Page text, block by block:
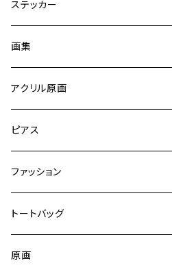
ステッカー
画集
イラスト
アクリル原画
原画
ピアス
ハンドメイド
ファッション
Tシャツ
トートバッグ
原画